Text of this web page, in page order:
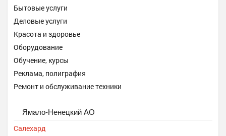
Бытовые услуги
Деловые услуги
Красота и здоровье
Оборудование
Обучение, курсы
Реклама, полиграфия
Ремонт и обслуживание техники
Транспорт, перевозки
Уборка
Ямало-Ненецкий АО
Салехард